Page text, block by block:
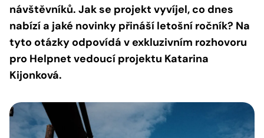
návštěvníků. Jak se projekt vyvíjel, co dnes
nabízí a jaké novinky přináší letošní ročník? Na
tyto otázky odpovídá v exkluzivním rozhovoru
pro Helpnet vedoucí projektu Katarina
Kijonková.